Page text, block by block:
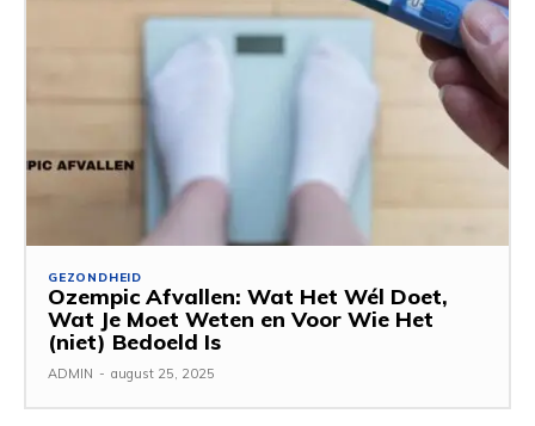
GEZONDHEID
Ozempic Afvallen: Wat Het Wél Doet,
Wat Je Moet Weten en Voor Wie Het
(niet) Bedoeld Is
ADMIN - august 25, 2025